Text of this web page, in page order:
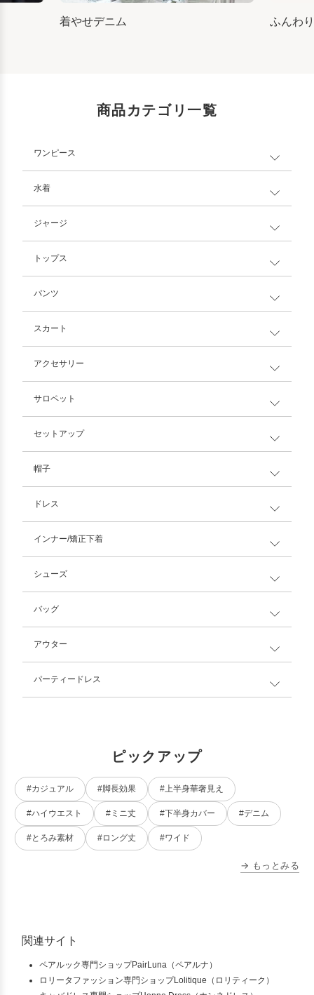
着やせデニム ふんわ
商品カテゴリ一覧
ワンピース
水着
ジャージ
トップス
パンツ
スカート
アクセサリー
サロペット
セットアップ
帽子
ドレス
インナー/矯正下着
シューズ
バッグ
アウター
パーティードレス
ピックアップ
#カジュアル #脚長効果 #上半身華奢見え
#ハイウエスト #ミニ丈 #下半身カバー #デニム
#とろみ素材 #ロング丈 #ワイド
→ もっとみる
関連サイト
ペアルック専門ショップPairLuna（ペアルナ）
ロリータファッション専門ショップLolitique（ロリティーク）